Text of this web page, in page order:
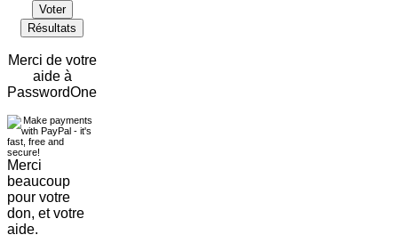
Voter
Résultats
Merci de votre
aide à
PasswordOne
Merci
beaucoup
pour votre
don, et votre
aide.